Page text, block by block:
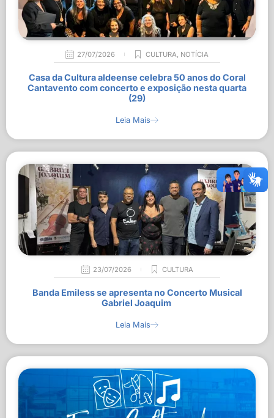
27/07/2026 CULTURA, NOTÍCIA
Casa da Cultura aldeense celebra 50 anos do Coral
Cantavento com concerto e exposição nesta quarta
(29)
Leia Mais
23/07/2026 CULTURA
Banda Emiless se apresenta no Concerto Musical
Gabriel Joaquim
Leia Mais